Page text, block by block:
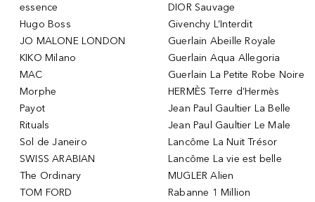
essence
Hugo Boss
JO MALONE LONDON
KIKO Milano
MAC
Morphe
Payot
Rituals
Sol de Janeiro
SWISS ARABIAN
The Ordinary
TOM FORD
DIOR Sauvage
Givenchy L’Interdit
Guerlain Abeille Royale
Guerlain Aqua Allegoria
Guerlain La Petite Robe Noire
HERMÈS Terre d’Hermès
Jean Paul Gaultier La Belle
Jean Paul Gaultier Le Male
Lancôme La Nuit Trésor
Lancôme La vie est belle
MUGLER Alien
Rabanne 1 Million